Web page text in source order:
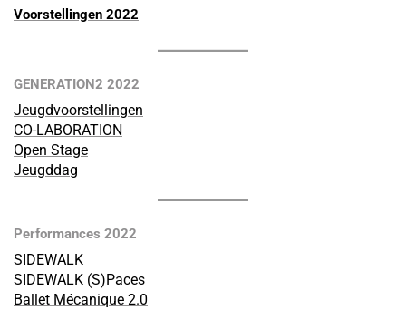
Voorstellingen 2022
GENERATION2 2022
Jeugdvoorstellingen
CO-LABORATION
Open Stage
Jeugddag
Performances 2022
SIDEWALK
SIDEWALK (S)Paces
Ballet Mécanique 2.0